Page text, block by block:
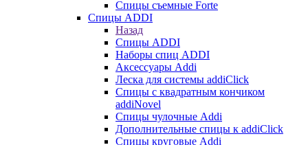
Спицы съемные Forte
Спицы ADDI
Назад
Спицы ADDI
Наборы спиц ADDI
Аксессуары Addi
Леска для системы addiClick
Спицы с квадратным кончиком
addiNovel
Спицы чулочные Addi
Дополнительные спицы к addiClick
Спицы круговые Addi